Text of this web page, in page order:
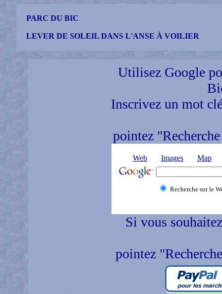
PARC DU BIC
LEVER DE SOLEIL DANS L'ANSE À VOILIER
Utilisez Google
Inscrivez un mot
pointez
Web Images Map
Recherche sur le
Si vous
pointez